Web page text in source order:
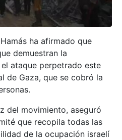
ha afirmado que
demuestran la
ataque perpetrado este
de Gaza, que se cobró la
del movimiento, aseguró
que recopila todas las
de la ocupación israelí